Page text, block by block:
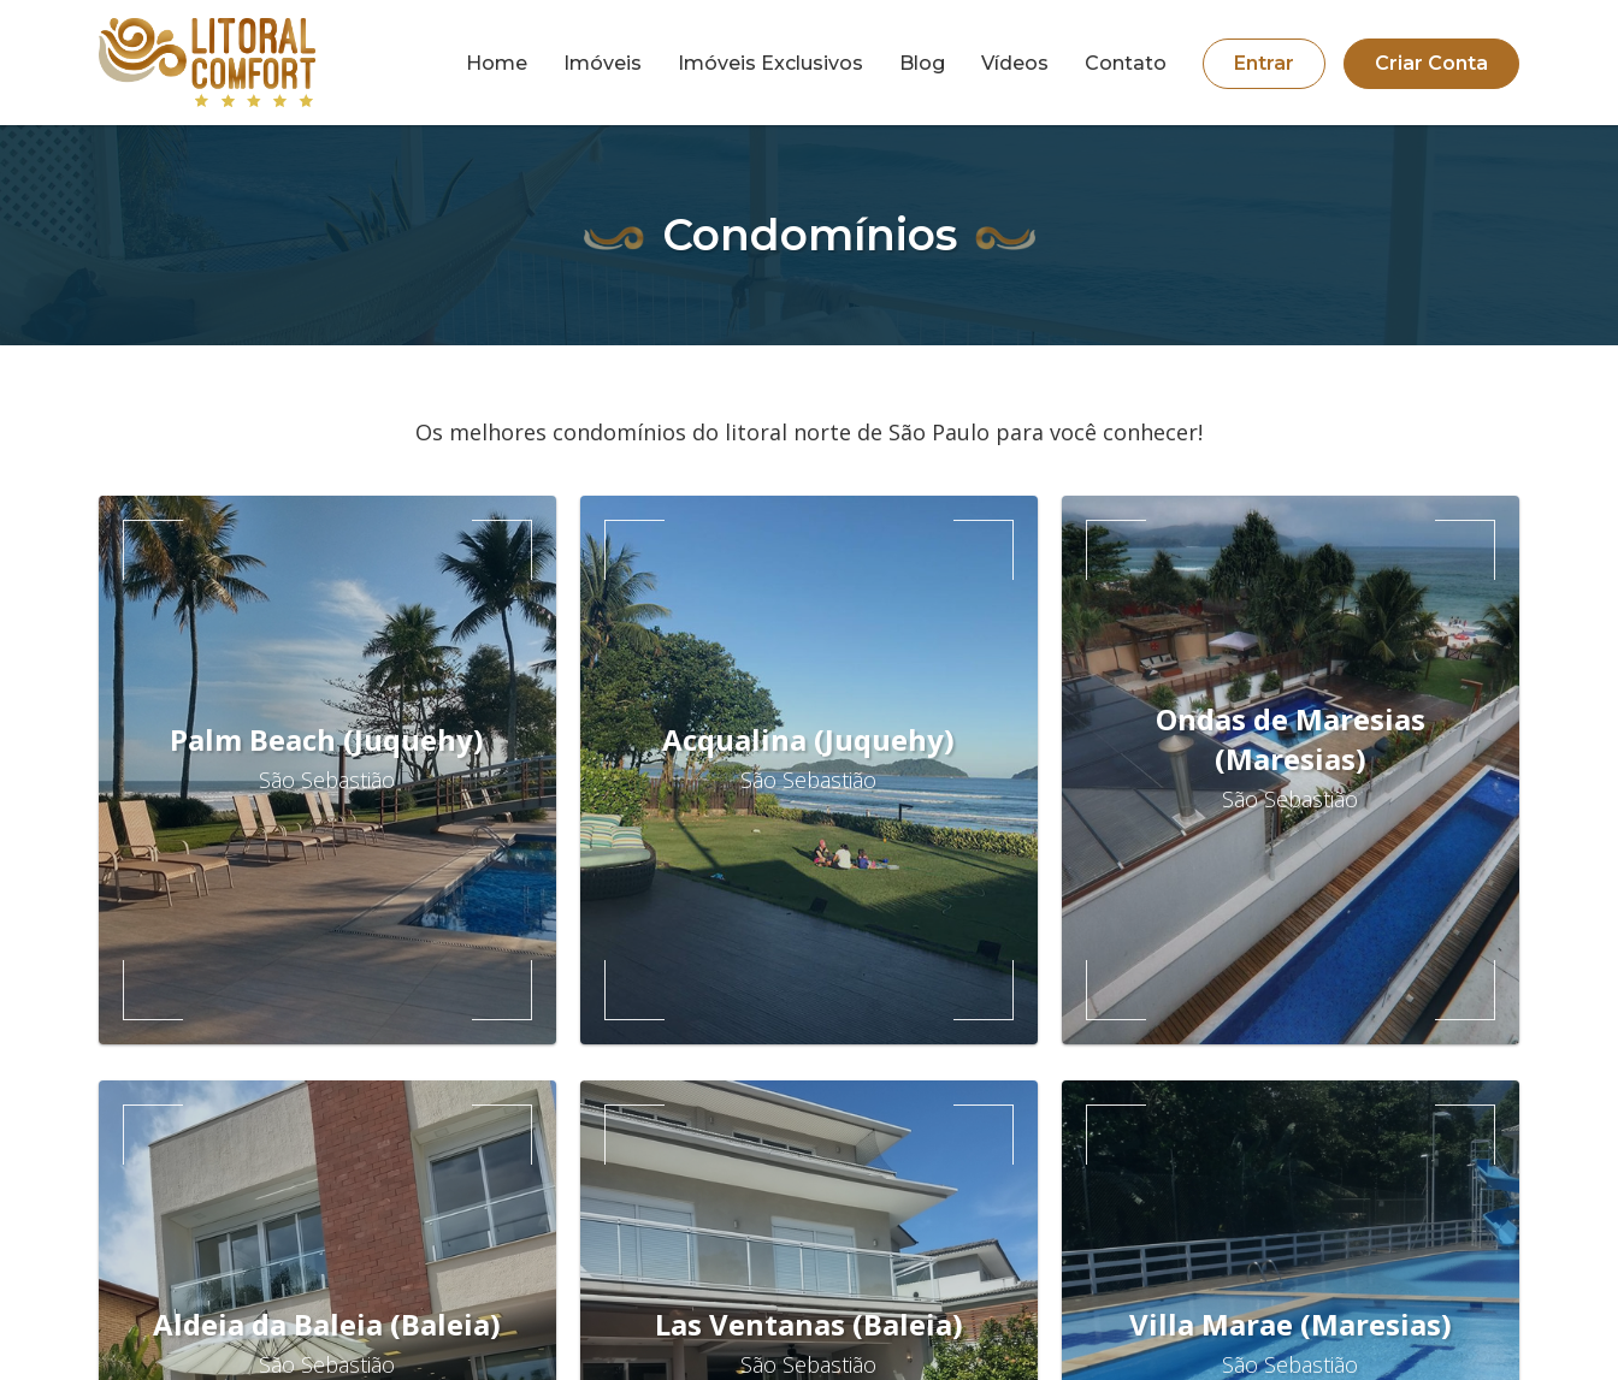
Home Imóveis Imóveis Exclusivos Blog Vídeos Contato Entrar Criar Conta
Condomínios
Os melhores condomínios do litoral norte de São Paulo para você conhecer!
Palm Beach (Juquehy)
São Sebastião
Acqualina (Juquehy)
São Sebastião
Ondas de Maresias
(Maresias)
São Sebastião
Aldeia da Baleia (Baleia)
São Sebastião
Las Ventanas (Baleia)
São Sebastião
Villa Marae (Maresias)
São Sebastião